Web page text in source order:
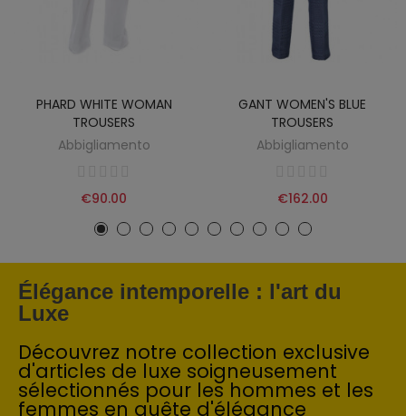
PHARD WHITE WOMAN
TROUSERS
Abbigliamento
€90.00
GANT WOMEN'S BLUE
TROUSERS
Abbigliamento
€162.00
Élégance intemporelle : l'art du
Luxe
Découvrez notre collection exclusive
d'articles de luxe soigneusement
sélectionnés pour les hommes et les
femmes en quête d'élégance